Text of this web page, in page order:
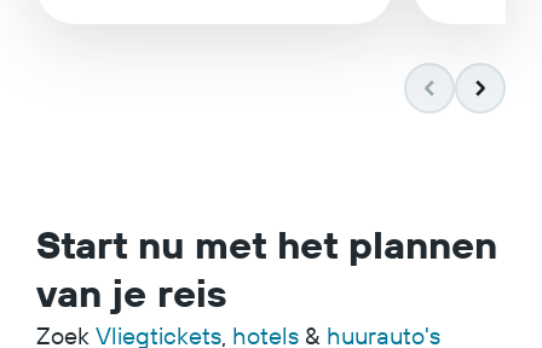
Start nu met het plannen
van je reis
Zoek Vliegtickets, hotels & huurauto's